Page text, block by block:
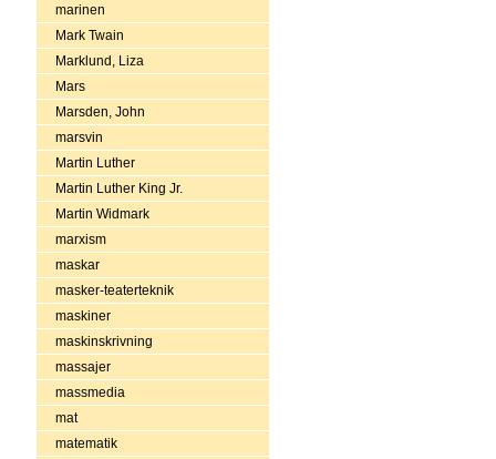
marinen
Mark Twain
Marklund, Liza
Mars
Marsden, John
marsvin
Martin Luther
Martin Luther King Jr.
Martin Widmark
marxism
maskar
masker-teaterteknik
maskiner
maskinskrivning
massajer
massmedia
mat
matematik